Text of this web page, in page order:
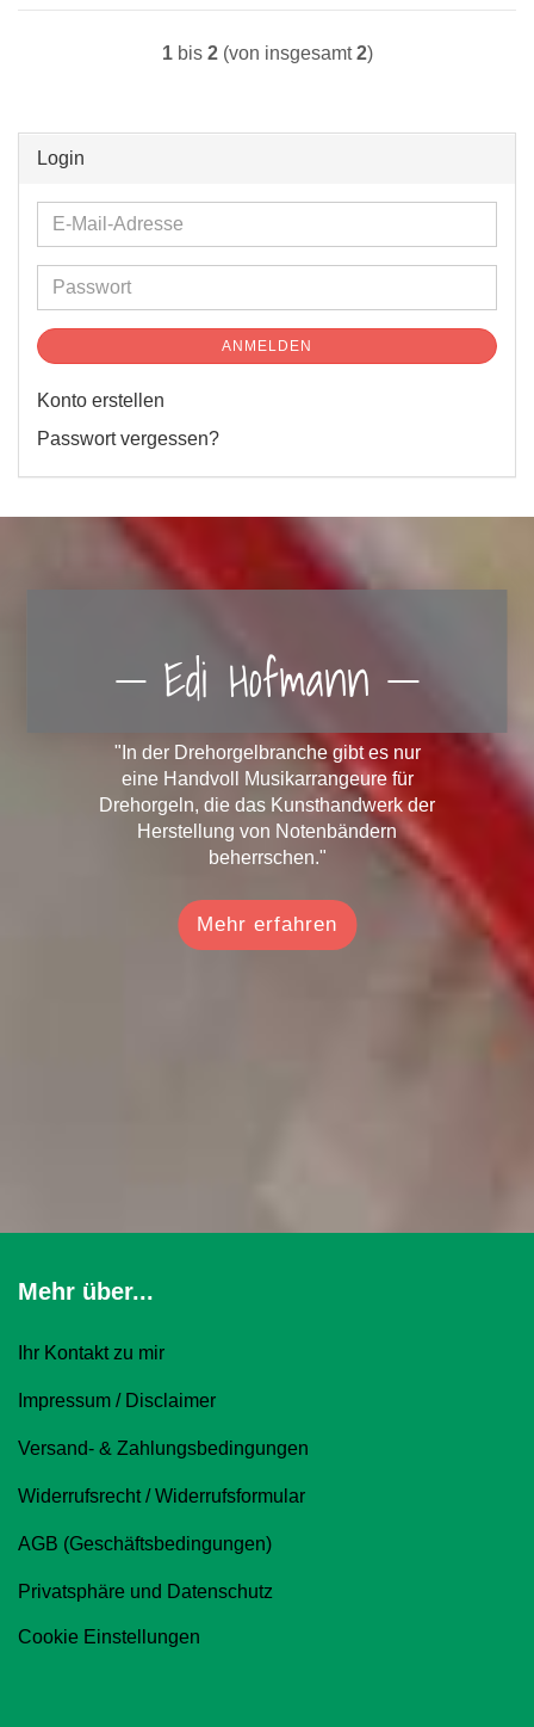
1bis 2(von insgesamt2)
Login
E-
Mail-
Adresse
Passwort
ANMELDEN
Konto erstellen
Passwort vergessen?
Edi Hofmann
"In der Drehorgelbranche gibt es nur
eine Handvoll Musikarrangeure für
Drehorgeln, die das Kunsthandwerk der
Herstellung von Notenbändern
beherrschen."
Mehr erfahren
Mehr über...
Ihr Kontakt zu mir
Impressum / Disclaimer
Versand- & Zahlungsbedingungen
Widerrufsrecht / Widerrufsformular
AGB (Geschäftsbedingungen)
Privatsphäre und Datenschutz
Cookie Einstellungen